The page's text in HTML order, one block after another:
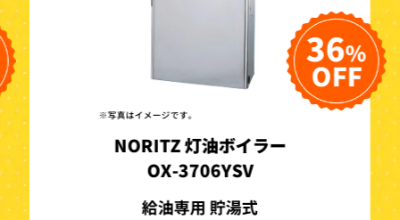
※写真はイメージです。
36%
OFF
NORITZ 灯油ボイラー
OX-3706YSV
給油専用 貯湯式